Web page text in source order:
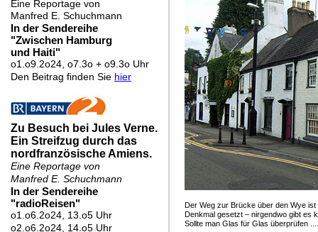
Der Weg zur Brücke über den Wye
Denkmal gesetzt – nirgendwo gibt es
Sollte man Glas für Glas überprüfen